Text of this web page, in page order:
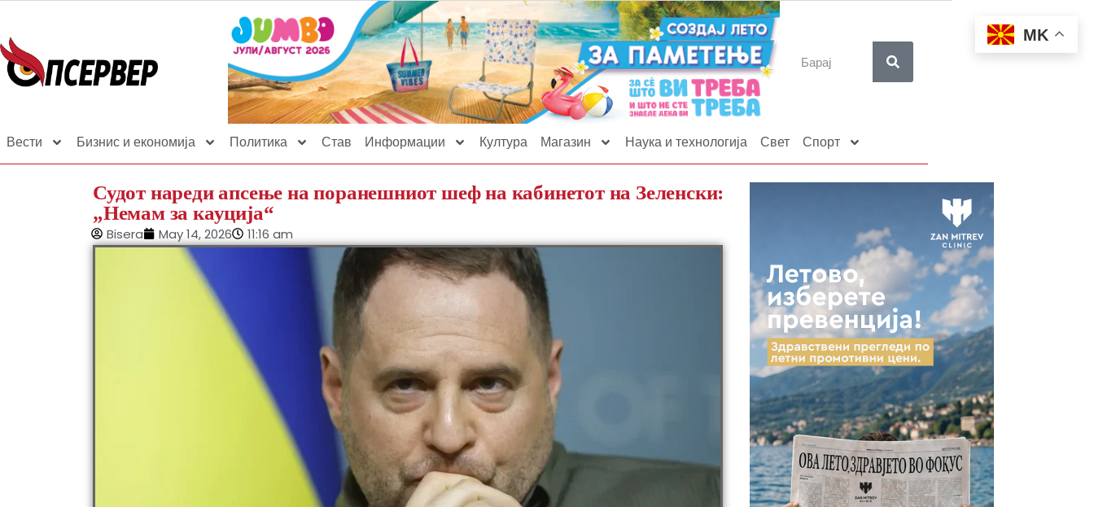
Вести Бизнис и економија Политика Став Информации Култура Магазин Наука и технологија Свет Спорт
Судот нареди апсење на поранешниот шеф на кабинетот на Зеленски:
„Немам за кауција“
Bisera May 14, 2026 11:16 am
MK